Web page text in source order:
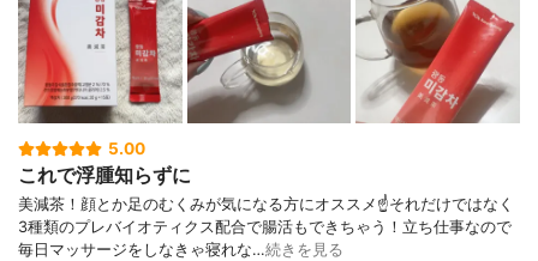
5.00
これで浮腫知らずに
美減茶！顔とか足のむくみが気になる方にオススメ☝️それだけではなく
3種類のプレバイオティクス配合で腸活もできちゃう！立ち仕事なので
毎日マッサージをしなきゃ寝れな…続きを見る